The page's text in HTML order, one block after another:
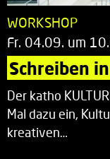
WORKSHOP
Fr. 04.09. um
Schreiben
Der katho
Mal dazu ein,
kreativen…